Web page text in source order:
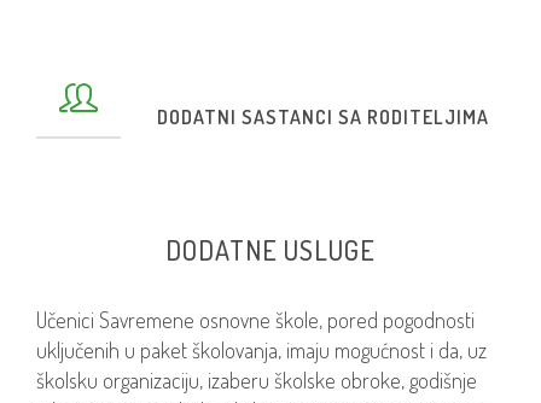
DODATNI SASTANCI SA RODITELJIMA
DODATNE USLUGE
Učenici Savremene osnovne škole, pored pogodnosti
uključenih u paket školovanja, imaju mogućnost i da, uz
školsku organizaciju, izaberu školske obroke, godišnje